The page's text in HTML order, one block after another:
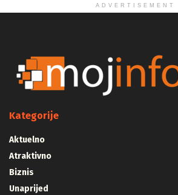
ADVERTISEMENT
Kategorije
Aktuelno
Atraktivno
Biznis
Unaprijed